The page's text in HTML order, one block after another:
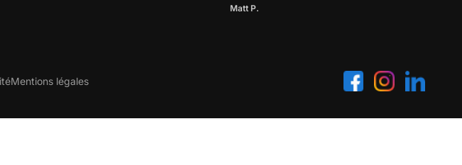
Matt P.
Mentions légales